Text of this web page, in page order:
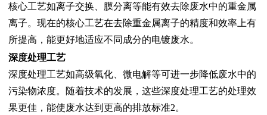
核心工艺如离子交换、膜分离等能有效去除废水中的重金属
离子。现在的核心工艺在去除重金属离子的精度和效率上有
所提高，能更好地适应不同成分的电镀废水。
深度处理工艺
深度处理工艺如高级氧化、微电解等可进一步降低废水中的
污染物浓度。随着技术的发展，这些深度处理工艺的处理效
果更佳，能使废水达到更高的排放标准2。